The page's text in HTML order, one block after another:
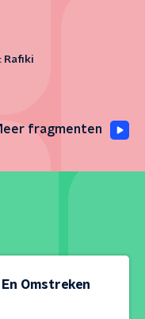
Rafiki
fragmenten
Omstreken